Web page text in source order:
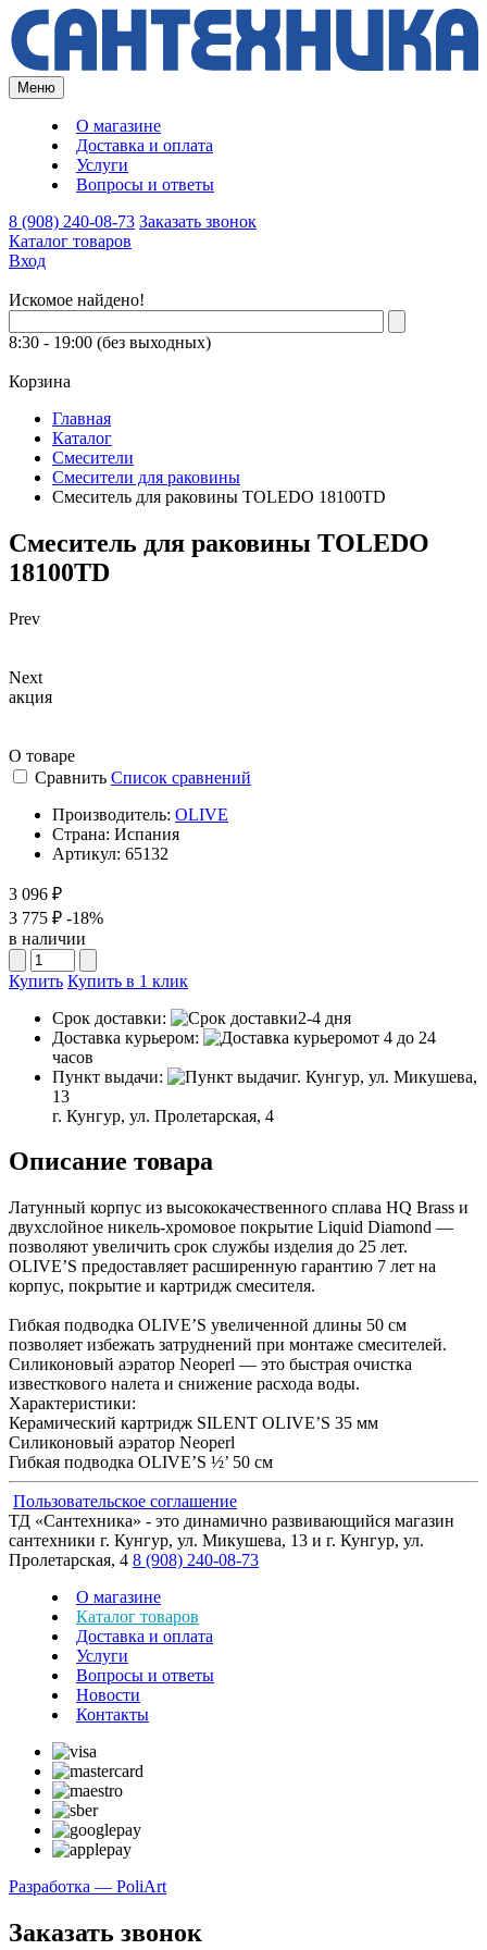
Меню
О магазине
Доставка и оплата
Услуги
Вопросы и ответы
8 (908) 240-08-73 Заказать звонок
Каталог товаров
Вход
Искомое найдено!
8:30 - 19:00 (без выходных)
Корзина
Главная
Каталог
Смесители
Смесители для раковины
Смеситель для раковины TOLEDO 18100TD
Смеситель для раковины TOLEDO
18100TD
Prev
Next
акция
О товаре
Сравнить Список сравнений
Производитель: OLIVE
Страна: Испания
Артикул: 65132
3 096 ₽
3 775 ₽ -18%
в наличии
Купить Купить в 1 клик
Срок доставки:
2-4 дня
Доставка курьером:
от 4 до 24
часов
Пункт выдачи:
г. Кунгур, ул. Микушева,
13
г. Кунгур, ул. Пролетарская, 4
Описание товара
Латунный корпус из высококачественного сплава HQ Brass и
двухслойное никель-хромовое покрытие Liquid Diamond —
позволяют увеличить срок службы изделия до 25 лет.
OLIVE’S предоставляет расширенную гарантию 7 лет на
корпус, покрытие и картридж смесителя.
Гибкая подводка OLIVE’S увеличенной длины 50 см
позволяет избежать затруднений при монтаже смесителей.
Силиконовый аэратор Neoperl — это быстрая очистка
известкового налета и снижение расхода воды.
Характеристики:
Керамический картридж SILENT OLIVE’S 35 мм
Силиконовый аэратор Neoperl
Гибкая подводка OLIVE’S ½’ 50 см
Пользовательское соглашение
ТД «Сантехника» - это динамично развивающийся магазин
сантехники г. Кунгур, ул. Микушева, 13 и г. Кунгур, ул.
Пролетарская, 4 8 (908) 240-08-73
О магазине
Каталог товаров
Доставка и оплата
Услуги
Вопросы и ответы
Новости
Контакты
Разработка — PoliArt
Заказать звонок